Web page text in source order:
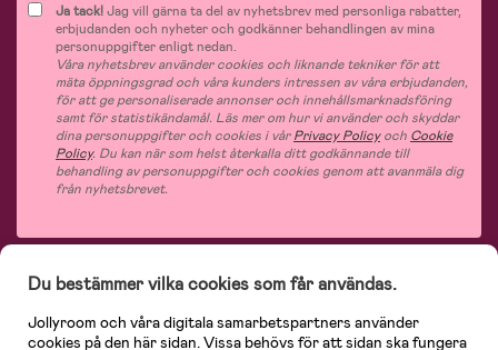
Ja tack!Jag vill gärna ta del av nyhetsbrev med personliga rabatter,
erbjudanden och nyheter och godkänner behandlingen av mina
personuppgifter enligt nedan.
Våra nyhetsbrev använder cookies och liknande tekniker för att
mäta öppningsgrad och våra kunders intressen av våra erbjudanden,
för att ge personaliserade annonser och innehållsmarknadsföring
samt för statistikändamål. Läs mer om hur vi använder och skyddar
dina personuppgifter och cookies i vårPrivacy Policyoch Cookie
Policy. Du kan när som helst återkalla ditt godkännande till
behandling av personuppgifter och cookies genom att avanmäla dig
från nyhetsbrevet.
På Jollyroom.se hittar du ett stort utbud av produkter för barnfamiljen.
köp och en mycket kompetent kundtjänst kan du känna dig trygg att handla
hos oss. I vårt sortiment hittar du barnvagnar, bilstolar, kläder för barn och
Du bestämmer vilka cookies som får användas.
Jollyroom och våra digitala samarbetspartners använder
cookies på den här sidan. Vissa behövs för att sidan ska fungera